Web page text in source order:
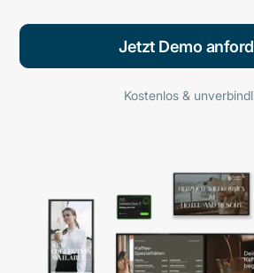
Jetzt Demo
Kostenlos &